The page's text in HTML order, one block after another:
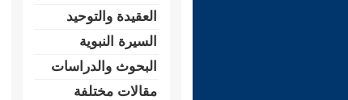
العقيدة والتوحيد
السيرة النبوية
البحوث والدراسات
مقالات مختلفة